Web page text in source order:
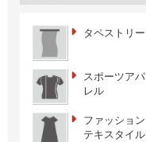
タペストリー
スポーツアパ
レル
ファッション
テキスタイル